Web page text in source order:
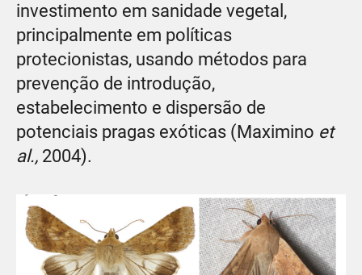
investimento em sanidade vegetal,
principalmente em políticas
protecionistas, usando métodos para
prevenção de introdução,
estabelecimento e dispersão de
potenciais pragas exóticas (Maximino et
al., 2004).